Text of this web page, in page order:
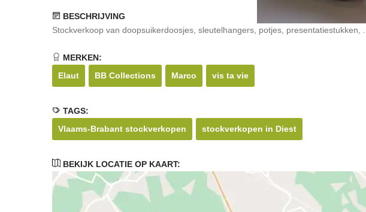
BESCHRIJVING
Stockverkoop van doopsuikerdoosjes, sleutelhangers, potjes, presentatiestukken, ...
MERKEN:
Elaut
BB Collections Marco vis ta vie
TAGS:
Vlaams-Brabant stockverkopen
stockverkopen in Diest
BEKIJK LOCATIE OP KAART: